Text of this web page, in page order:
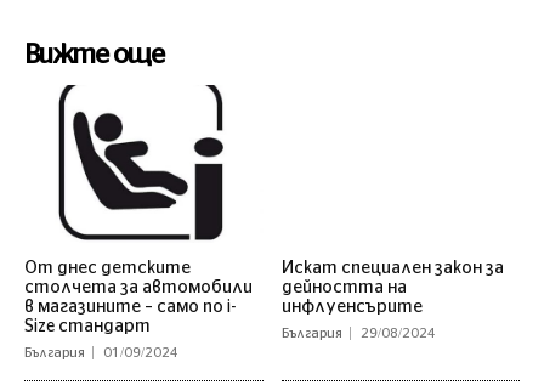
Вижте още
От днес детските
столчета за автомобили
в магазините – само по i-
Size стандарт
България 01/09/2024
Искат специален закон за
дейността на
инфлуенсърите
България 29/08/2024